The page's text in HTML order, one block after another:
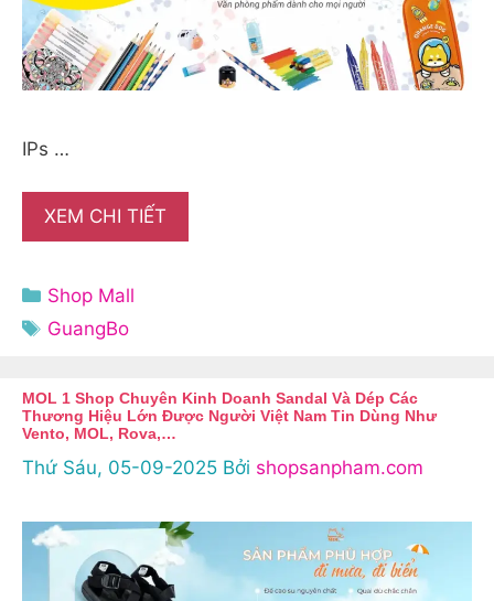
IPs …
XEM CHI TIẾT
Danh
mục
Shop Mall
Thẻ
GuangBo
MOL 1 Shop Chuyên Kinh Doanh Sandal Và Dép Các
Thương Hiệu Lớn Được Người Việt Nam Tin Dùng Như
Vento, MOL, Rova,…
Thứ Sáu, 05-09-2025 Bởi shopsanpham.com